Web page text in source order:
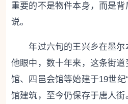
重要的不是物件本身，而是背
说。
年过六旬的王兴乡在墨尔
他眼中，数十年来，这条街
馆、四邑会馆等始建于19世纪
馆建筑，至今仍保存于唐人街